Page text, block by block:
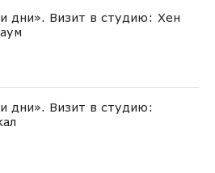
дни». Визит в студию: Хен
дни». Визит в студию: